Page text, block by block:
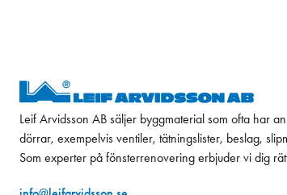
Leif Arvidsson AB säljer byggmaterial som ofta har
dörrar, exempelvis ventiler, tätningslister, beslag,
Som experter på fönsterrenovering erbjuder vi dig